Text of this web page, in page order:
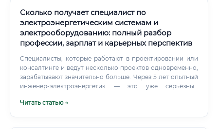
Сколько получает специалист по
электроэнергетическим системам и
электрооборудованию: полный разбор
профессии, зарплат и карьерных перспектив
Специалисты, которые работают в проектировании или
консалтинге и ведут несколько проектов одновременно,
зарабатывают значительно больше. Через 5 лет опытный
инженер-электроэнергетик — это уже серьёзный
Читать статью →